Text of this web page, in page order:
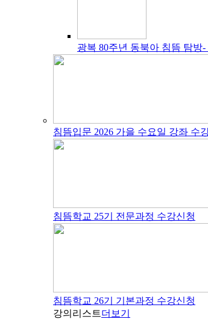
광복 80주년 동북아 침뜸 탐방-
침뜸입문 2026 가을 수요일 강좌 수
침뜸학교 25기 전문과정 수강신청
침뜸학교 26기 기본과정 수강신청
강의리스트더보기